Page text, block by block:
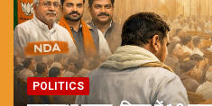
POLITICS